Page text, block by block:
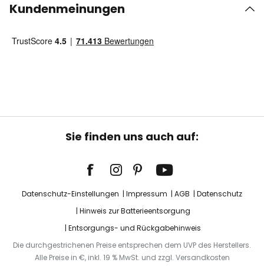
Kundenmeinungen
Sie finden uns auch auf:
Datenschutz-Einstellungen Impressum AGB
Datenschutz
Hinweis zur Batterieentsorgung
Entsorgungs- und Rückgabehinweis
Die durchgestrichenen Preise entsprechen dem UVP des Herstellers.
Alle Preise in €, inkl. 19 % MwSt. und zzgl. Versandkosten